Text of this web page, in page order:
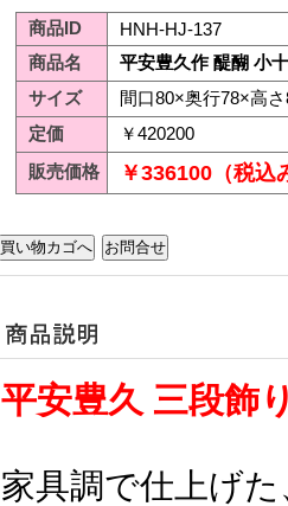
商品ID
HNH-HJ-137
商品名
平安豊久作 醍醐 小
サイズ
間口80×奥行78×高
定価
￥420200
販売価格
￥336100（税込
平安豊久 三段飾
家具調で仕上げ